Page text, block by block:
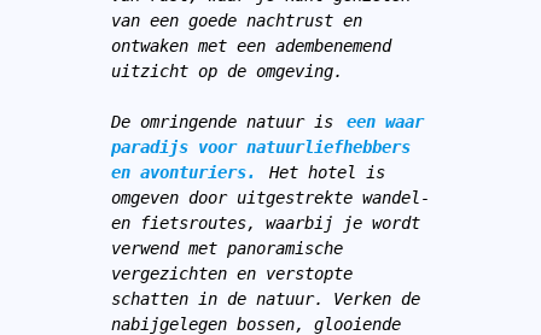
van een goede nachtrust en
ontwaken met een adembenemend
uitzicht op de omgeving.
De omringende natuur is
een waar
paradijs voor natuurliefhebbers
en avonturiers.
Het hotel is
omgeven door uitgestrekte wandel-
en fietsroutes, waarbij je wordt
verwend met panoramische
vergezichten en verstopte
schatten in de natuur. Verken de
nabijgelegen bossen, glooiende